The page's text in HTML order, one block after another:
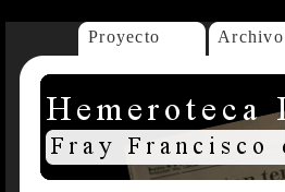
Proyecto Archivo